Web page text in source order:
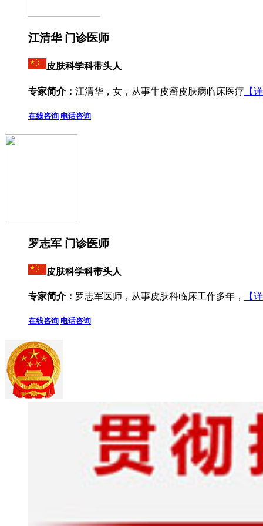
江清华 门诊医师
皮肤科学科带头人
专家简介： 江清华，女，从事牛皮癣皮肤病临床医疗 【
在线咨询 电话咨询
罗志军 门诊医师
皮肤科学科带头人
专家简介： 罗志军医师，从事皮肤科临床工作多年， 【
在线咨询 电话咨询